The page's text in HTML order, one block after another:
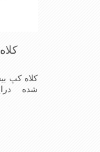
کلاه کپ
شده